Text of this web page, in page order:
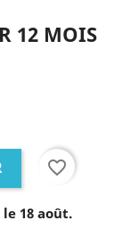
12 MOIS
favorite_border
18 août.